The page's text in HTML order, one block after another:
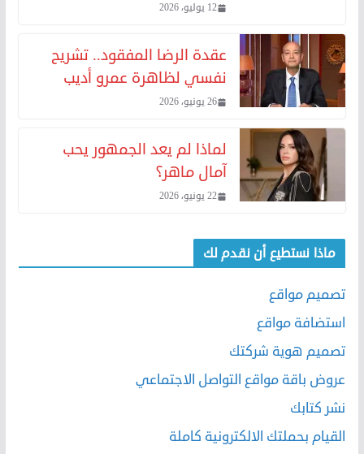
12 يوليو، 2026
عقدة الرضا المفقود.. تشريح
نفسي لظاهرة عمرو أديب
26 يونيو، 2026
لماذا لم يعد الجمهور يحب
آمال ماهر؟
22 يونيو، 2026
ماذا نستطيع أن نقدم لك
تصميم مواقع
استضافة مواقع
تصميم هوية شركتك
عروض باقة مواقع التواصل الاجتماعي
نشر كتابك
القيام بحملتك الالكترونية كاملة